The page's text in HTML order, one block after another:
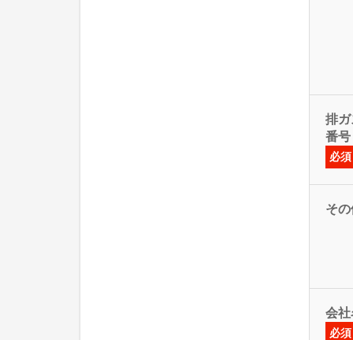
排ガ
番号
必須
そ
会
必須